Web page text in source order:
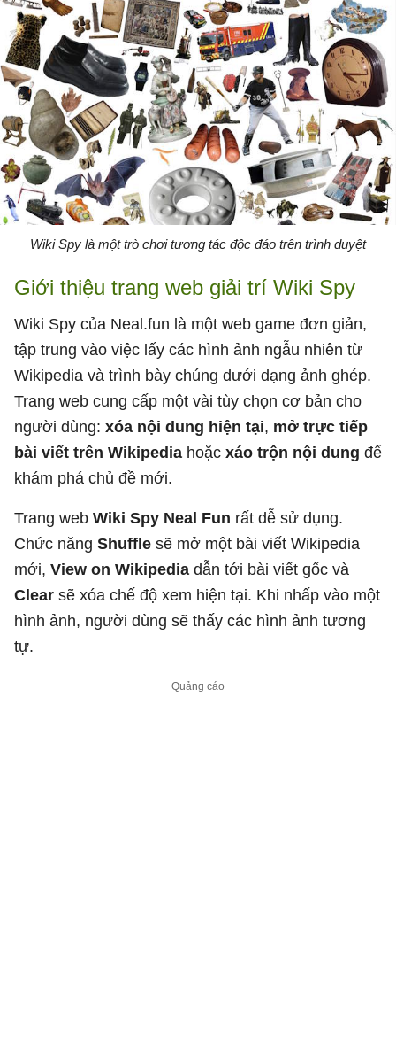
Wiki Spy là một trò chơi tương tác độc đáo trên trình duyệt
Giới thiệu trang web giải trí Wiki Spy
Wiki Spy của Neal.fun là một web game đơn giản,
tập trung vào việc lấy các hình ảnh ngẫu nhiên từ
Wikipedia và trình bày chúng dưới dạng ảnh ghép.
Trang web cung cấp một vài tùy chọn cơ bản cho
người dùng: xóa nội dung hiện tại, mở trực tiếp
bài viết trên Wikipedia hoặc xáo trộn nội dung để
khám phá chủ đề mới.
Trang web Wiki Spy Neal Fun rất dễ sử dụng.
Chức năng Shuffle sẽ mở một bài viết Wikipedia
mới, View on Wikipedia dẫn tới bài viết gốc và
Clear sẽ xóa chế độ xem hiện tại. Khi nhấp vào một
hình ảnh, người dùng sẽ thấy các hình ảnh tương
tự.